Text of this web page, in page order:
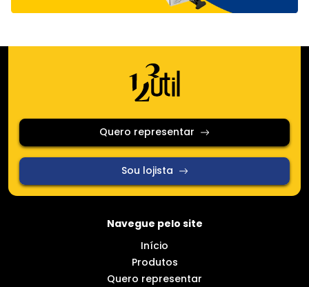
Quero representar
Sou lojista
Navegue pelo site
Início
Produtos
Quero representar